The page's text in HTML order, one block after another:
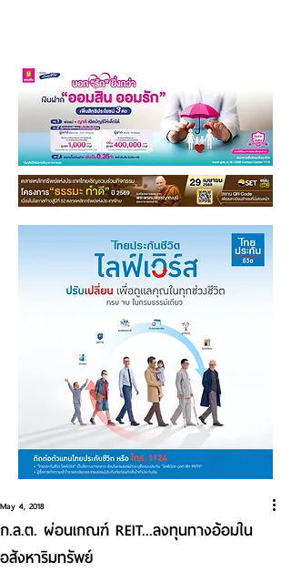
ก.ล.ต. ผ่อนเกณฑ์ REIT...ลงทุนทางอ้อมใน
อสังหาริมทรัพย์
May 4, 2018